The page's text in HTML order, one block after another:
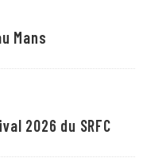
Mans
2026 du SRFC